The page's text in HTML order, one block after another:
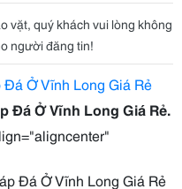
vặt, quý khách vui lòng không
người đăng tin!
Ở Vĩnh Long Giá Rẻ
Đá Ở Vĩnh Long Giá Rẻ.